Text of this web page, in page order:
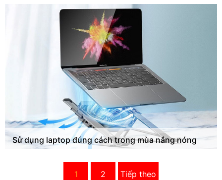
Sử dụng laptop đúng cách trong mùa nắng nóng
1 2 Tiếp theo